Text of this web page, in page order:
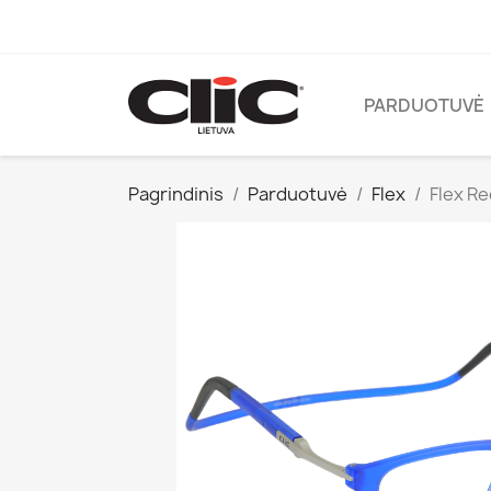
PARDUOTUVĖ
Pagrindinis Parduotuvė Flex Flex